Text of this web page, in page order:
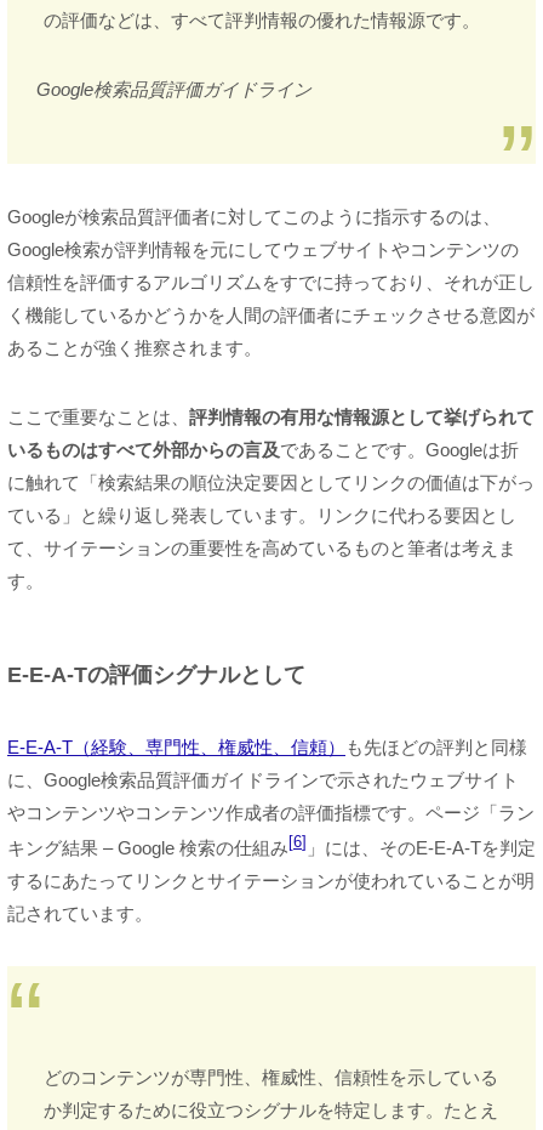
の評価などは、すべて評判情報の優れた情報源です。
Google検索品質評価ガイドライン
Googleが検索品質評価者に対してこのように指示するのは、
Google検索が評判情報を元にしてウェブサイトやコンテンツの
信頼性を評価するアルゴリズムをすでに持っており、それが正し
く機能しているかどうかを人間の評価者にチェックさせる意図が
あることが強く推察されます。
ここで重要なことは、 評判情報の有用な情報源として挙げられて
いるものはすべて外部からの言及であることです。Googleは折
に触れて「検索結果の順位決定要因としてリンクの価値は下がっ
ている」と繰り返し発表しています。リンクに代わる要因とし
て、サイテーションの重要性を高めているものと筆者は考えま
す。
E-E-A-Tの評価シグナルとして
E-E-A-T（経験、専門性、権威性、信頼）
も先ほどの評判と同様
に、Google検索品質評価ガイドラインで示されたウェブサイト
やコンテンツやコンテンツ作成者の評価指標です。ページ「ラン
キング結果 – Google 検索の仕組み 6
」には、そのE-E-A-Tを判定
するにあたってリンクとサイテーションが使われていることが明
記されています。
どのコンテンツが専門性、権威性、信頼性を示している
か判定するために役立つシグナルを特定します。たとえ